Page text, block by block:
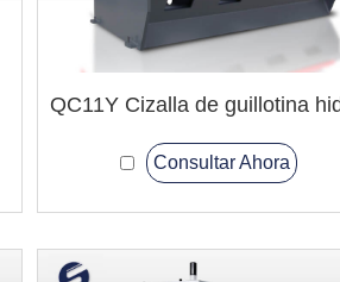
Consultar Ahora